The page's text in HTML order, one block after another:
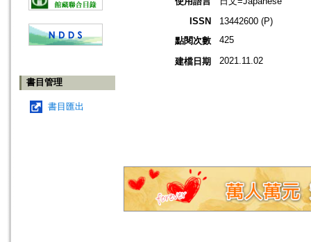
書目管理
書目匯出
ISSN
13442600 (P)
點閱次數
425
建檔日期 2021.11.02